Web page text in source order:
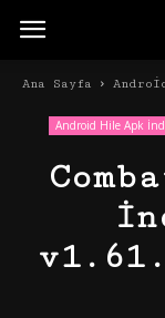
Ana Sayfa
Android Hile Apk